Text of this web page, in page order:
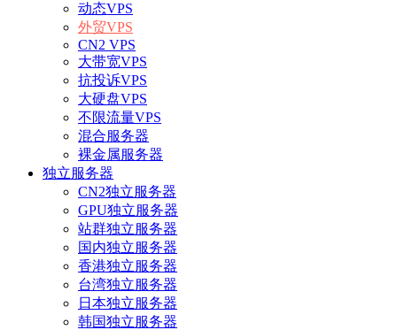
动态VPS
外贸VPS
CN2 VPS
大带宽VPS
抗投诉VPS
大硬盘VPS
不限流量VPS
混合服务器
裸金属服务器
独立服务器
CN2独立服务器
GPU独立服务器
站群独立服务器
国内独立服务器
香港独立服务器
台湾独立服务器
日本独立服务器
韩国独立服务器